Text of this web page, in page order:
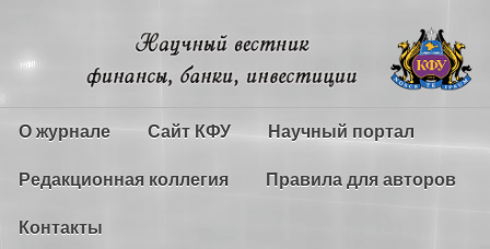
О журнале Сайт КФУ Научный портал
Редакционная коллегия Правила для авторов
Контакты